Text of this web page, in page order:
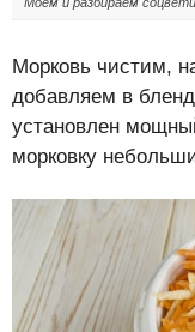
Морковь чистим,
добавляем в
установлен
морковку